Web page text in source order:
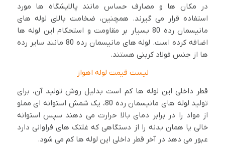
در مکان ها و مصارف حساس مانند پالایشگاه ها مورد
استفاده قرار می گیرند. همچنین، ضخامت بالای لوله های
مانیسمان رده 80 بسیار بر مقاومت و استحکام این لوله ها
اضافه کرده است. لوله های مانیسمان رده 80 مانند سایر رده
ها از جنس فولاد کربنی هستند.
لیست قیمت لوله اهواز
قطر داخلی این لوله ها کم است بدلیل روش تولید آن، برای
تولید لوله های مانیسمان رده 80، یک شمش استوانه ای مملو
از مواد را در برابر دمای بالا حرارت می دهند سپس استوانه
خالی یا همان بدنه را از دستگاهی که غلتک های فراوانی دارد
عبور می دهد در آخر قطر داخلی این لوله ها کم می شود.